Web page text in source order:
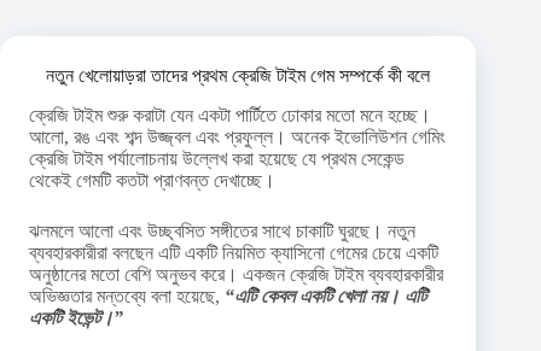
নতুন খেলোয়াড়রা তাদের প্রথম ক্রেজি টাইম গেম সম্পর্কে কী বলে
ক্রেজি টাইম শুরু করাটা যেন একটা পার্টিতে ঢোকার মতো মনে হচ্ছে।
আলো, রঙ এবং শব্দ উজ্জ্বল এবং প্রফুল্ল। অনেক ইভোলিউশন গেমিং
ক্রেজি টাইম পর্যালোচনায় উল্লেখ করা হয়েছে যে প্রথম সেকেন্ড
থেকেই গেমটি কতটা প্রাণবন্ত দেখাচ্ছে।
ঝলমলে আলো এবং উচ্ছ্বসিত সঙ্গীতের সাথে চাকাটি ঘুরছে। নতুন
ব্যবহারকারীরা বলছেন এটি একটি নিয়মিত ক্যাসিনো গেমের চেয়ে একটি
অনুষ্ঠানের মতো বেশি অনুভব করে। একজন ক্রেজি টাইম ব্যবহারকারীর
অভিজ্ঞতার মন্তব্যে বলা হয়েছে, “এটি কেবল একটি খেলা নয়। এটি
একটি ইভেন্ট।”